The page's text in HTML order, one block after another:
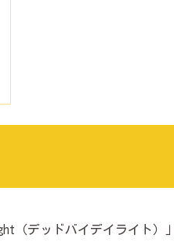
（デッドバイデイライト）」